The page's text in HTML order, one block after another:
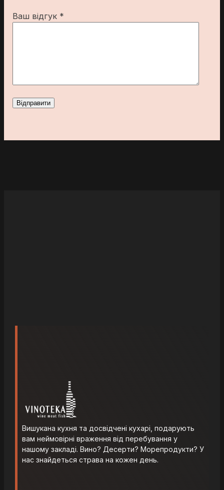
Ваш відгук *
Вишукана кухня та досвідчені кухарі, подарують
вам неймовірні враження від перебування у
нашому закладі. Вино? Десерти? Морепродукти? У
нас знайдеться страва на кожен день.